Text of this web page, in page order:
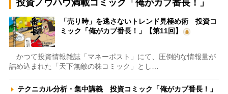
投資ノウハウ満載コミック「俺がカブ番長！」
「売り時」を逃さないトレンド見極め術 投資コ
ミック「俺がカブ番長！」【第11回】
かつて投資情報雑誌「マネーポスト」にて、圧倒的な情報量が
詰め込まれた「天下無敵の株コミック」とし…
テクニカル分析・集中講義 投資コミック「俺がカブ番長！」